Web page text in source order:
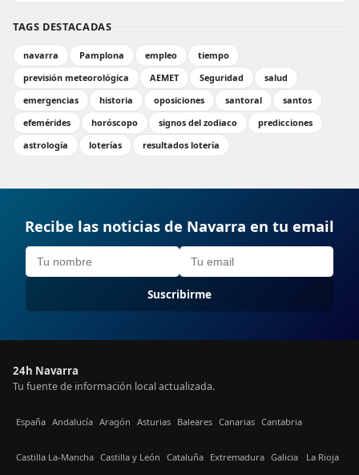
TAGS DESTACADAS
navarra Pamplona empleo
tiempo
previsión meteorológica
AEMET Seguridad
salud
emergencias
historia oposiciones santoral
santos
efemérides
horóscopo signos del zodiaco
predicciones
astrología
loterías resultados lotería
Recibe las noticias de Navarra en tu email
Suscribirme
24h Navarra
Tu fuente de información local actualizada.
España Andalucía Aragón Asturias Baleares Canarias Cantabria
Castilla La-Mancha Castilla y León Cataluña Extremadura Galicia La Rioja